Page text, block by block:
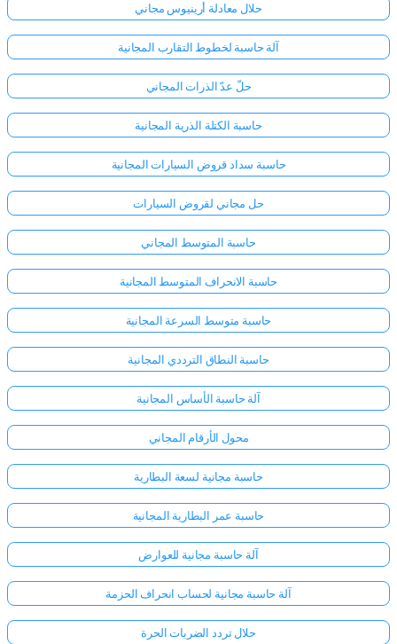
حلال معادلة أرينيوس مجاني
آلة حاسبة لخطوط التقارب المجانية
حلّ عدّ الذرات المجاني
حاسبة الكتلة الذرية المجانية
حاسبة سداد قروض السيارات المجانية
حل مجاني لقروض السيارات
حاسبة المتوسط المجاني
حاسبة الانحراف المتوسط المجانية
حاسبة متوسط السرعة المجانية
حاسبة النطاق الترددي المجانية
آلة حاسبة الأساس المجانية
محول الأرقام المجاني
حاسبة مجانية لسعة البطارية
حاسبة عمر البطارية المجانية
آلة حاسبة مجانية للعوارض
آلة حاسبة مجانية لحساب انحراف الحزمة
حلال تردد الضربات الحرة